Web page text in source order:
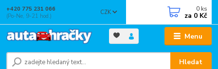
Menu
CZK
Hledat
+420 775 231 066
(Po-Ne, 9-21 hod.)
0 ks
za 0 Kč